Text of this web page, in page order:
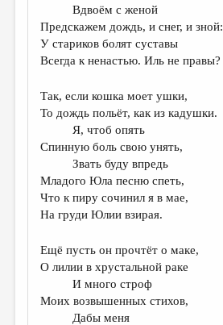
Вдвоём с женой
Предскажем дождь, и снег, и зной:
У стариков болят суставы
Всегда к ненастью. Иль не правы?
Так, если кошка моет ушки,
То дождь польёт, как из кадушки.
Я, чтоб опять
Спинную боль свою унять,
Звать буду впредь
Младого Юла песню спеть,
Что к пиру сочинил я в мае,
На груди Юлии взирая.
Ещё пусть он прочтёт о маке,
О лилии в хрустальной раке
И много строф
Моих возвышенных стихов,
Дабы меня